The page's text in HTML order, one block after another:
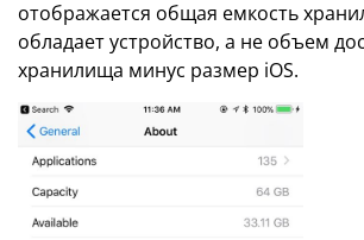
отображается общая емкость
обладает устройство, а не объем
хранилища минус размер iOS.